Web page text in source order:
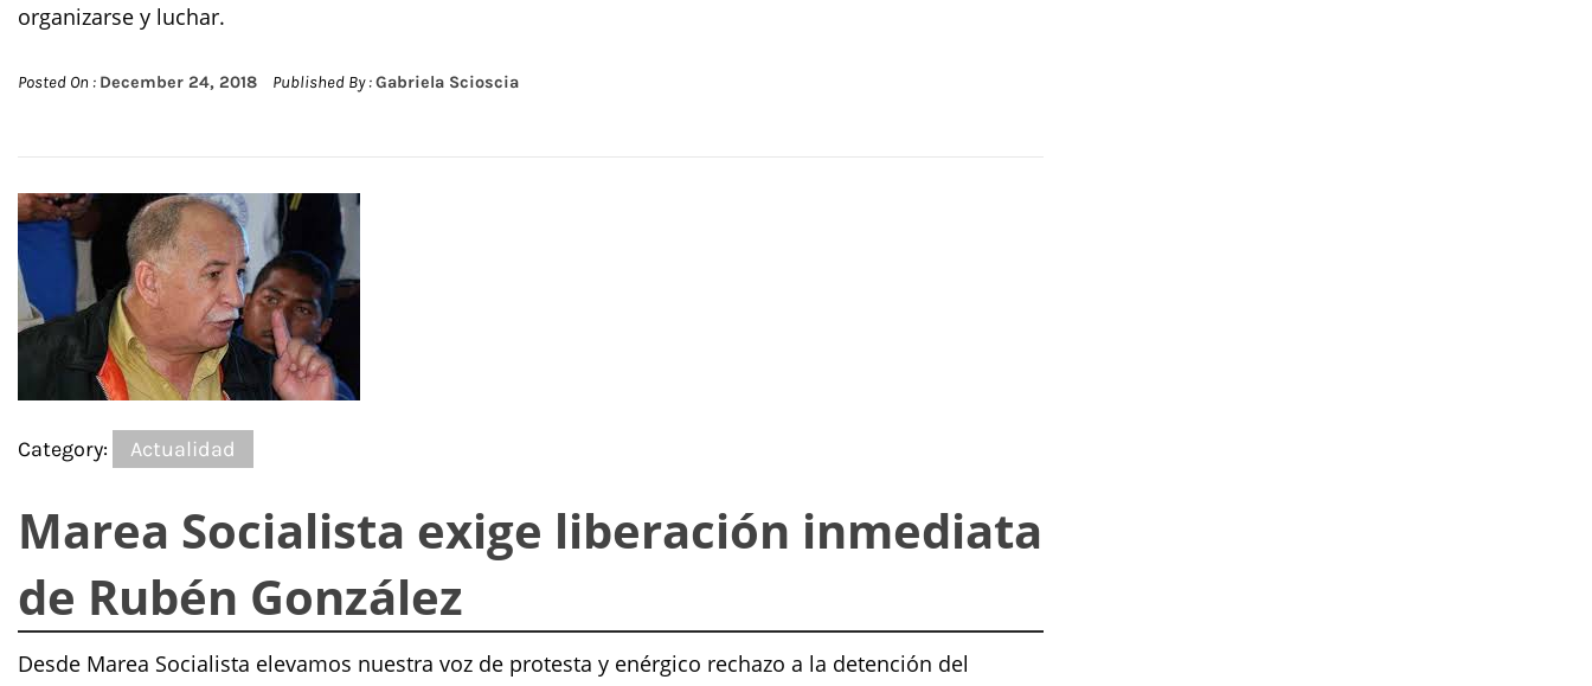
organizarse y luchar.
Posted On : December 24, 2018 Published By :Gabriela Scioscia
Category: Actualidad
Marea Socialista exige liberación inmediata
de Rubén González
Desde Marea Socialista elevamos nuestra voz de protesta y enérgico rechazo a la detención del